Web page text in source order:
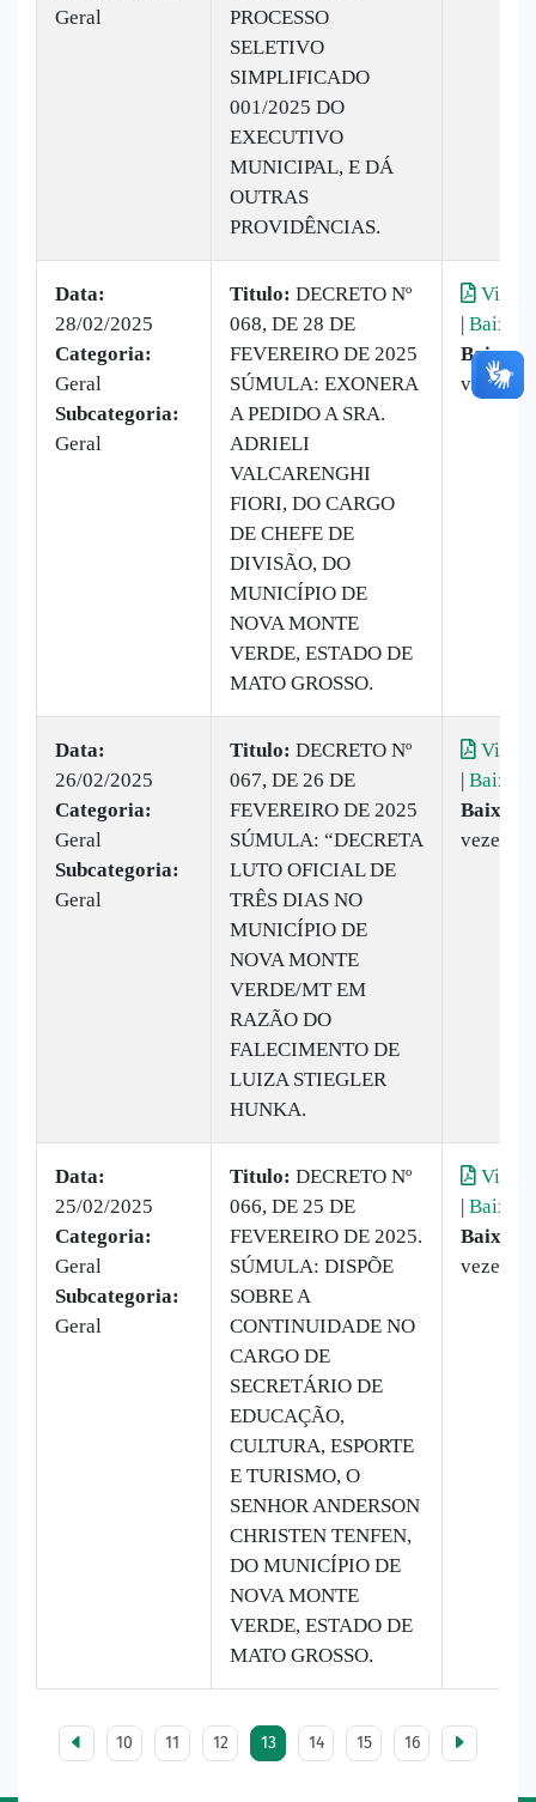
Geral
PROCESSO
SELETIVO
SIMPLIFICADO
001/2025 DO
EXECUTIVO
MUNICIPAL, E DÁ
OUTRAS
PROVIDÊNCIAS.
Data:
28/02/2025
Categoria:
Geral
Subcategoria:
Geral
Titulo: DECRETO Nº
068, DE 28 DE
FEVEREIRO DE 2025
SÚMULA: EXONERA
A PEDIDO A SRA.
ADRIELI
VALCARENGHI
FIORI, DO CARGO
DE CHEFE DE
DIVISÃO, DO
MUNICÍPIO DE
NOVA MONTE
VERDE, ESTADO DE
MATO GROSSO.
| Baixar
vezes
Data:
26/02/2025
Categoria:
Geral
Subcategoria:
Geral
Titulo: DECRETO Nº
067, DE 26 DE
FEVEREIRO DE 2025
SÚMULA: “DECRETA
LUTO OFICIAL DE
TRÊS DIAS NO
MUNICÍPIO DE
NOVA MONTE
VERDE/MT EM
RAZÃO DO
FALECIMENTO DE
LUIZA STIEGLER
HUNKA.
| Baixar
vezes
Data:
25/02/2025
Categoria:
Geral
Subcategoria:
Geral
Titulo: DECRETO Nº
066, DE 25 DE
FEVEREIRO DE 2025.
SÚMULA: DISPÕE
SOBRE A
CONTINUIDADE NO
CARGO DE
SECRETÁRIO DE
EDUCAÇÃO,
CULTURA, ESPORTE
E TURISMO, O
SENHOR ANDERSON
CHRISTEN TENFEN,
DO MUNICÍPIO DE
NOVA MONTE
VERDE, ESTADO DE
MATO GROSSO.
| Baixar
vezes
10 11 12 13 14 15 16